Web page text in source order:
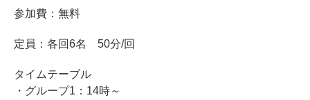
参加費：無料
定員：各回6名 50分/回
タイムテーブル
・グループ1：14時～